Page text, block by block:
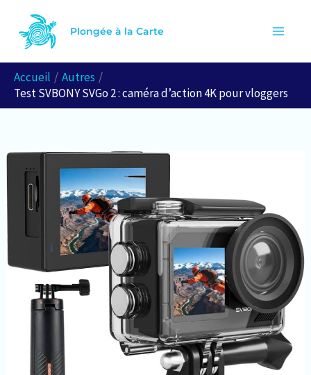
contenu
Plongée à la Carte
Accueil
Autres
Test SVBONY SVGo 2 : caméra d’action 4K pour vloggers
e
h
e
c